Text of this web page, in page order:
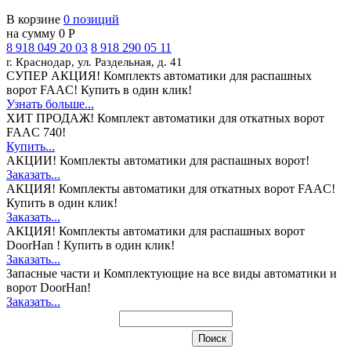
В корзине 0 позиций
на сумму 0 Р
8 918 049 20 03 8 918 290 05 11
г. Краснодар, ул. Раздельная, д. 41
СУПЕР АКЦИЯ! Комплектs автоматики для распашных
ворот FAAC! Купить в один клик!
Узнать больше...
ХИТ ПРОДАЖ! Комплект автоматики для откатных ворот
FAAC 740!
Купить...
АКЦИИ! Комплекты автоматики для распашных ворот!
Заказать...
АКЦИЯ! Комплекты автоматики для откатных ворот FAAC!
Купить в один клик!
Заказать...
АКЦИЯ! Комплекты автоматики для распашных ворот
DoorHan ! Купить в один клик!
Заказать...
Запасные части и Комплектующие на все виды автоматики и
ворот DoorHan!
Заказать...